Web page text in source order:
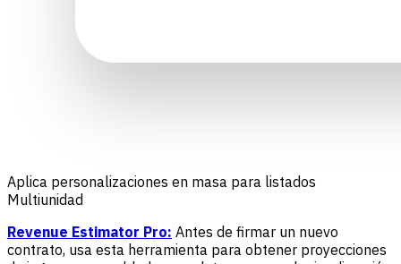
Aplica personalizaciones en masa para listados
Multiunidad
Revenue Estimator Pro: Antes de firmar un nuevo
contrato, usa esta herramienta para obtener proyecciones